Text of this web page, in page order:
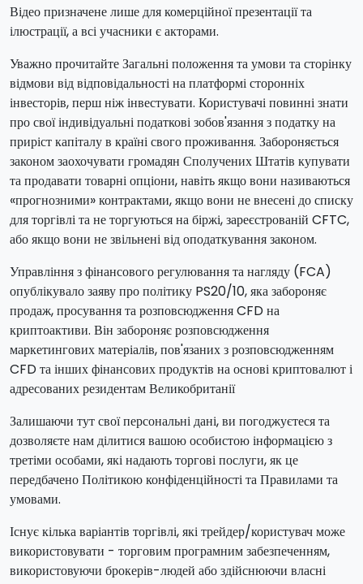
Відео призначене лише для комерційної презентації та
ілюстрації, а всі учасники є акторами.
Уважно прочитайте Загальні положення та умови та сторінку
відмови від відповідальності на платформі сторонніх
інвесторів, перш ніж інвестувати. Користувачі повинні знати
про свої індивідуальні податкові зобов'язання з податку на
приріст капіталу в країні свого проживання. Забороняється
законом заохочувати громадян Сполучених Штатів купувати
та продавати товарні опціони, навіть якщо вони називаються
«прогнозними» контрактами, якщо вони не внесені до списку
для торгівлі та не торгуються на біржі, зареєстрованій CFTC,
або якщо вони не звільнені від оподаткування законом.
Управління з фінансового регулювання та нагляду (FCA)
опублікувало заяву про політику PS20/10, яка забороняє
продаж, просування та розповсюдження CFD на
криптоактиви. Він забороняє розповсюдження
маркетингових матеріалів, пов'язаних з розповсюдженням
CFD та інших фінансових продуктів на основі криптовалют і
адресованих резидентам Великобританії
Залишаючи тут свої персональні дані, ви погоджуєтеся та
дозволяєте нам ділитися вашою особистою інформацією з
третіми особами, які надають торгові послуги, як це
передбачено Політикою конфіденційності та Правилами та
умовами.
Існує кілька варіантів торгівлі, які трейдер/користувач може
використовувати - торговим програмним забезпеченням,
використовуючи брокерів-людей або здійснюючи власні